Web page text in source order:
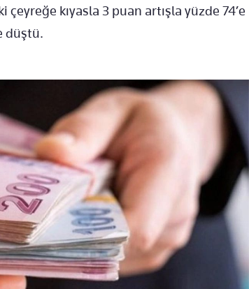
kıyasla 3 puan artışla yüzde 74’e
düştü.